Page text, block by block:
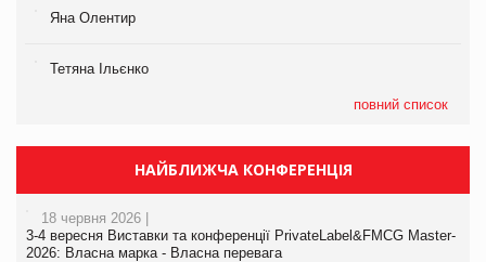
Яна Олентир
Тетяна Ільєнко
повний список
НАЙБЛИЖЧА КОНФЕРЕНЦІЯ
18 червня 2026 |
3-4 вересня Виставки та конференції PrivateLabel&FMCG Master-
2026: Власна марка - Власна перевага